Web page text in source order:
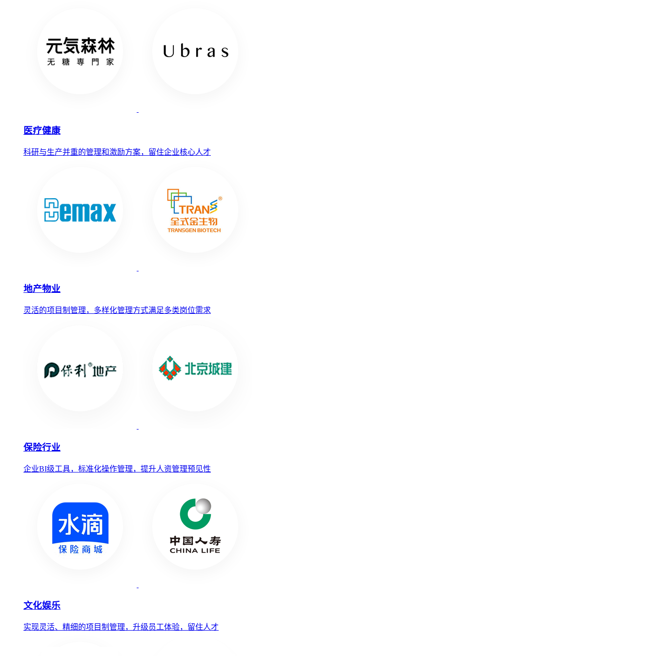
医疗健康
科研与生产并重的管理和激励方案，留住企业核心人才
地产物业
灵活的项目制管理，多样化管理方式满足多类岗位需求
保险行业
企业BI级工具，标准化操作管理，提升人资管理预见性
文化娱乐
实现灵活、精细的项目制管理，升级员工体验，留住人才